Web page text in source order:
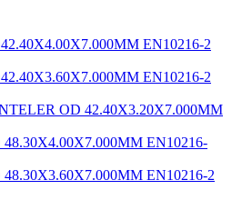
EN10216-2
EN10216-2
OD 42.40X3.20X7.000MM
EN10216-
EN10216-2